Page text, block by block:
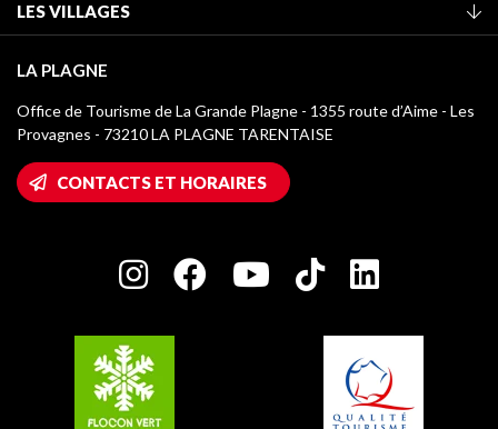
Classement des meublés
Taxe de séjour
Médiathèque
Logos La Plagne
Accès Wifi
Maison des Propriétaires
Charte des Acteurs Engagés
LES VILLAGES
Montchavin - Les Coches
Champagny-en-Vanoise
Plagne 1800
Plagne Villages
Plagne Aime 2000
LA PLAGNE
Office de Tourisme de La Grande Plagne - 1355 route d’Aime - Les
Provagnes - 73210 LA PLAGNE TARENTAISE
CONTACTS ET HORAIRES